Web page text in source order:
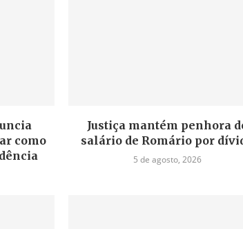
como
Justiça mantém penhora
salário de Romário por
5 de agosto, 2026